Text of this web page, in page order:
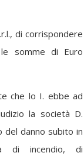
di corrispondere
somme di Euro
che lo I. ebbe ad
la società D.
del danno subito in
di incendio, di